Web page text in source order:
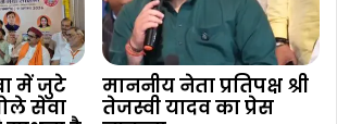
में जुटे
सेवा
माननीय नेता प्रतिपक्ष श्री
तेजस्वी यादव का प्रेस